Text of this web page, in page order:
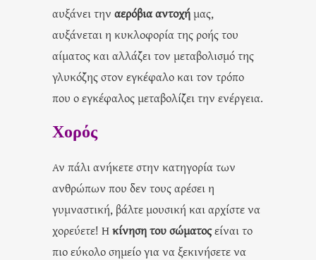
αυξάνει την αερόβια αντοχήμας,
αυξάνεται η κυκλοφορία της ροής του
αίματος και αλλάζει τον μεταβολισμό της
γλυκόζης στον εγκέφαλο και τον τρόπο
που ο εγκέφαλος μεταβολίζει την ενέργεια.
Χορός
Αν πάλι ανήκετε στην κατηγορία των
ανθρώπων που δεν τους αρέσει η
γυμναστική, βάλτε μουσική και αρχίστε να
χορεύετε! Ηκίνηση του σώματοςείναι το
πιο εύκολο σημείο για να ξεκινήσετε να